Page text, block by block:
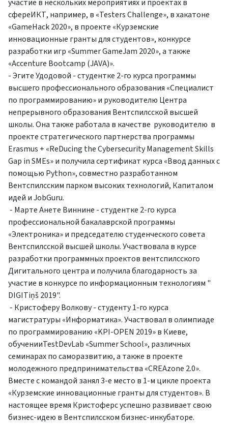
участие в нескольких мероприятиях и проектах в
сфереИКТ, например, в «Testers Challenge», в хакатоне
«GameHack 2020», в проекте «Курземские
инновационные гранты для студентов», конкурсе
разработки игр «Summer GameJam 2020», а также
«Accenture Bootcamp (JAVA)».
- Эгите Удодовой - студентке 2-го курса программы
высшего профессионального образования «Специалист
по программированию» и руководителю Центра
непрерывного образования Вентспилсской высшей
школы. Она также работала в качестве руководителю в
проекте стратегического партнерства программы
Erasmus + «ReDucing the Cybersecurity Management Skills
Gap in SMEs» и получила сертификат курса «Ввод данных с
помощью Python», совместно разработанном
Вентспилсским парком высоких технологий, Капиталом
идей и JobGuru.
- Марте Анете Виннине - студентке 2-го курса
профессиональной бакалаврской программы
«Электроника» и председателю студенческого совета
Вентспилсской высшей школы. Участвовала в курсе
разработки программных проектов вентспилсского
Дигитального центра и получила благодарность за
участие в конкурсе по информационным технологиям "
DIGITiņš 2019".
- Кристоферу Волкову - студенту 1-го курса
магистратуры «Информатика». Участвовал в олимпиаде
по программированию «KPI-OPEN 2019» в Киеве,
обученииTestDevLab «Summer School», различных
семинарах по саморазвитию, а также в проекте
молодежного предпринимательства «CREAzone 2.0».
Вместе с командой занял 3-е место в 1-м цикле проекта
«Курземские инновационные гранты для студентов». В
настоящее время Кристоферс успешно развивает свою
бизнес-идею в Вентспилсском бизнес-инкубаторе.